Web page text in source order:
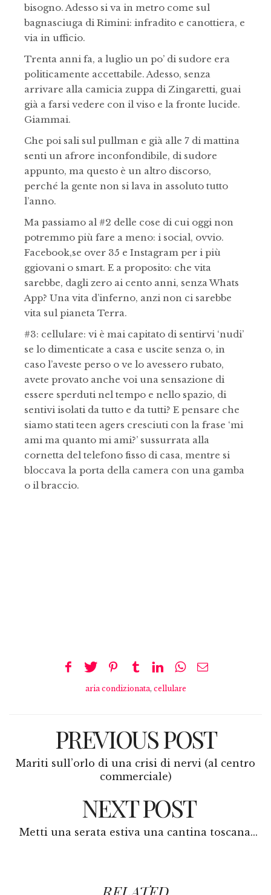
bisogno. Adesso si va in metro come sul
bagnasciuga di Rimini: infradito e canottiera, e
via in ufficio.
Trenta anni fa, a luglio un po’ di sudore era
politicamente accettabile. Adesso, senza
arrivare alla camicia zuppa di Zingaretti, guai
già a farsi vedere con il viso e la fronte lucide.
Giammai.
Che poi sali sul pullman e già alle 7 di mattina
senti un afrore inconfondibile, di sudore
appunto, ma questo è un altro discorso,
perché la gente non si lava in assoluto tutto
l’anno.
Ma passiamo al #2 delle cose di cui oggi non
potremmo più fare a meno: i social, ovvio.
Facebook,se over 35 e Instagram per i più
ggiovani o smart. E a proposito: che vita
sarebbe, dagli zero ai cento anni, senza Whats
App? Una vita d’inferno, anzi non ci sarebbe
vita sul pianeta Terra.
#3: cellulare: vi è mai capitato di sentirvi ‘nudi’
se lo dimenticate a casa e uscite senza o, in
caso l’aveste perso o ve lo avessero rubato,
avete provato anche voi una sensazione di
essere sperduti nel tempo e nello spazio, di
sentivi isolati da tutto e da tutti? E pensare che
siamo stati teen agers cresciuti con la frase ‘mi
ami ma quanto mi ami?’ sussurrata alla
cornetta del telefono fisso di casa, mentre si
bloccava la porta della camera con una gamba
o il braccio.
aria condizionata, cellulare
PREVIOUS POST
Mariti sull’orlo di una crisi di nervi (al centro
commerciale)
NEXT POST
Metti una serata estiva una cantina toscana...